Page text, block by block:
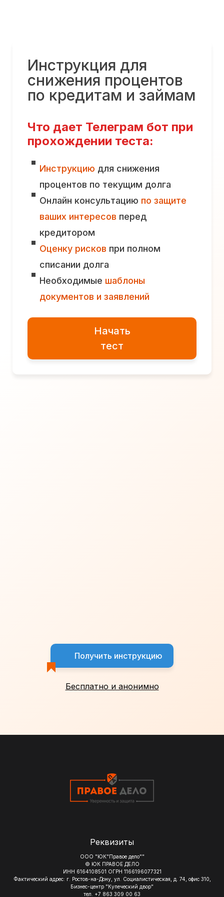
Инструкция для
снижения процентов
по кредитам и займам
Что дает Телеграм бот при
прохождении теста:
Инструкцию для снижения
процентов по текущим долга
Онлайн консультацию по защите
ваших интересов перед
кредитором
Оценку рисков при полном
списании долга
Необходимые шаблоны
документов и заявлений
Начать
тест
Получить инструкцию
Бесплатно и анонимно
Реквизиты
ООО "ЮК"Правое дело""
© ЮК ПРАВОЕ ДЕЛО
ИНН 6164108501 ОГРН 1166196077321
Фактический адрес: г. Ростов-на-Дону, ул. Социалистическая, д. 74, офис 310,
Бизнес-центр "Купеческий двор"
тел. +7 863 309 00 63